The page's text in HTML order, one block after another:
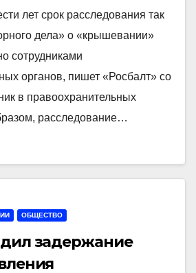
лет срок расследования так
дела» о «крышевании»
сотрудниками
органов, пишет «Росбалт» со
в правоохранительных
расследование…
ОБЩЕСТВО
задержание